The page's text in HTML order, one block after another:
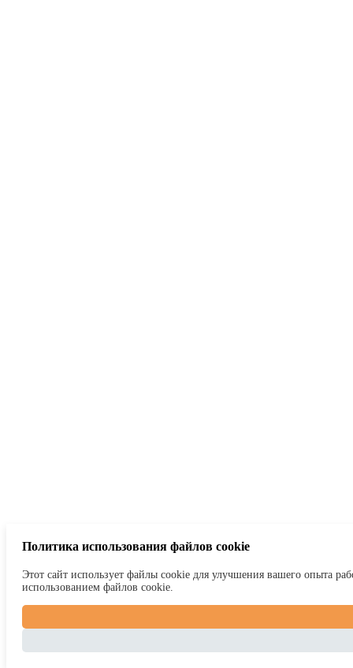
Политика использования файлов cookie
Этот сайт использует файлы cookie для улучшения вашего опыта
использованием файлов cookie.